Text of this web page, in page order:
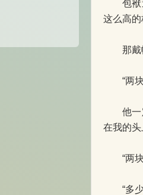
包袱送
这么高的
那戴帽
“两块
他一定
在我的头
“两块
“多少